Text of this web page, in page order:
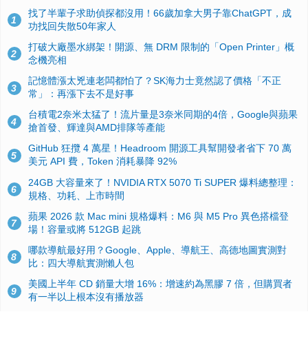
1
找了半輩子求助偵探都沒用！66歲加拿大男子靠ChatGPT，成
功找回失散50年家人
2
打破大廠墨水綁架！開源、無 DRM 限制的「Open Printer」概
念機亮相
3
記憶體漲太兇連老闆都怕了？SK海力士竟然認了價格「不正
常」：再漲下去不是好事
4
台積電2奈米太猛了！流片量是3奈米同期的4倍，Google與蘋果
搶首發、輝達與AMD排隊等產能
5
GitHub 狂攬 4 萬星！Headroom 開源工具幫開發者省下 70 萬
美元 API 費，Token 消耗暴降 92%
6
24GB 大容量來了！NVIDIA RTX 5070 Ti SUPER 爆料總整理：
規格、功耗、上市時間
7
蘋果 2026 款 Mac mini 規格爆料：M6 與 M5 Pro 異色搭檔登
場！容量或將 512GB 起跳
8
哪款導航最好用？Google、Apple、導航王、高德地圖實測對
比：四大導航實測懶人包
9
美國上半年 CD 銷量大增 16%：增速約為黑膠 7 倍，但購買者
有一半以上根本沒有播放器